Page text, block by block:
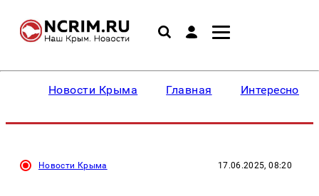
Новости Крыма Главная Интересное
Новости Крыма 17.06.2025, 08:20